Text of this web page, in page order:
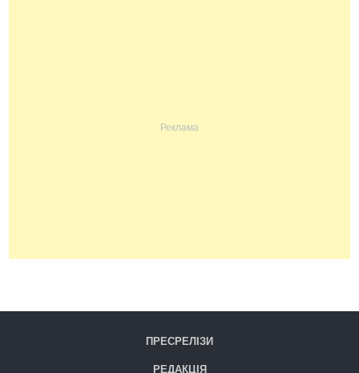
ПРЕСРЕЛІЗИ
РЕДАКЦІЯ